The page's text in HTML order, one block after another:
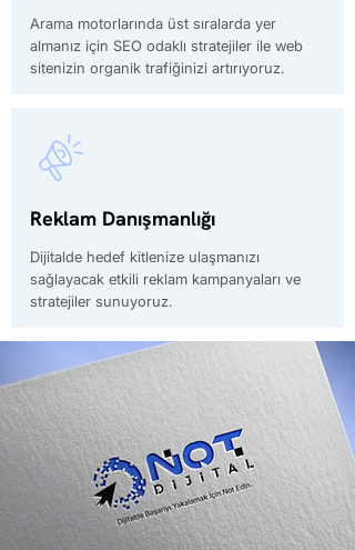
Arama motorlarında üst sıralarda yer
almanız için SEO odaklı stratejiler ile web
sitenizin organik trafiğinizi artırıyoruz.
Reklam Danışmanlığı
Dijitalde hedef kitlenize ulaşmanızı
sağlayacak etkili reklam kampanyaları ve
stratejiler sunuyoruz.